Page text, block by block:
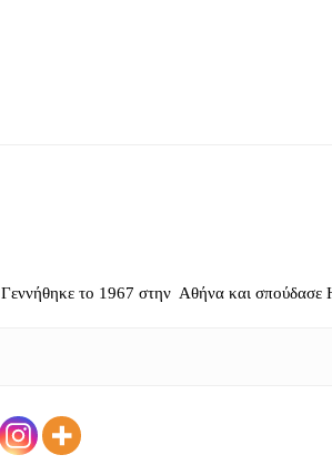
Γεννήθηκε το 1967 στην Αθήνα και σπούδασε